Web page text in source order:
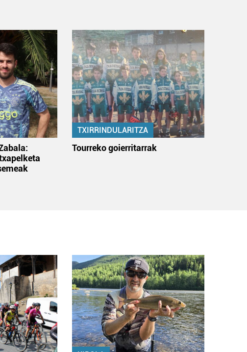
TXIRRINDULARITZA
Tourreko goierritarrak